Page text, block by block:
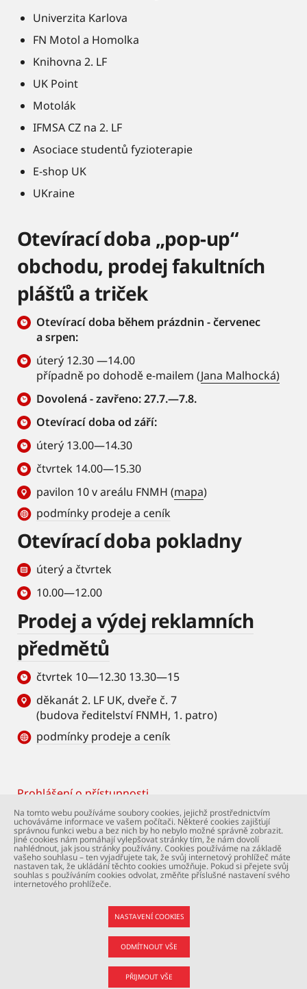
Univerzita Karlova
FN Motol a Homolka
Knihovna 2. LF
UK Point
Motolák
IFMSA CZ na 2. LF
Asociace studentů fyzioterapie
E-shop UK
UKraine
Otevírací doba „pop-up“
obchodu, prodej fakultních
plášťů a triček
Otevírací doba během prázdnin - červenec
a srpen:
úterý 12.30 —14.00
případně po dohodě e-mailem (Jana Malhocká)
Dovolená - zavřeno: 27.7.—7.8.
Otevírací doba od září:
úterý 13.00—14.30
čtvrtek 14.00—15.30
pavilon 10 v areálu FNMH (mapa)
podmínky prodeje a ceník
Otevírací doba pokladny
úterý a čtvrtek
10.00—12.00
Prodej a výdej reklamních
předmětů
čtvrtek 10—12.30 13.30—15
děkanát 2. LF UK, dveře č. 7
(budova ředitelství FNMH, 1. patro)
podmínky prodeje a ceník
Footer
Prohlášení o přístupnosti
© Univerzita Karlova – 2. lékařská fakulta. Všechna
práva vyhrazena. Foto: 2. LF a Shutterstock.com.
Podpora webu:webmaster@lfmotol.cuni.cz
Na tomto webu používáme soubory cookies, jejichž prostřednictvím
uchováváme informace ve vašem počítači. Některé cookies zajišťují
správnou funkci webu a bez nich by ho nebylo možné správně zobrazit.
Jiné cookies nám pomáhají vylepšovat stránky tím, že nám dovolí
nahlédnout, jak jsou stránky používány. Cookies používáme na základě
vašeho souhlasu – ten vyjadřujete tak, že svůj internetový prohlížeč máte
nastaven tak, že ukládání těchto cookies umožňuje. Pokud si přejete svůj
souhlas s používáním cookies odvolat, změňte příslušné nastavení svého
internetového prohlížeče.
NASTAVENÍ COOKIES
ODMÍTNOUT VŠE
PŘIJMOUT VŠE